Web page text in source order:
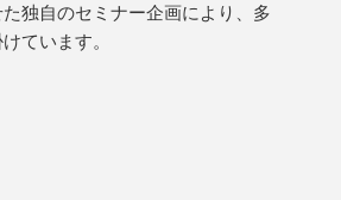
独自のセミナー企画により、多
ています。